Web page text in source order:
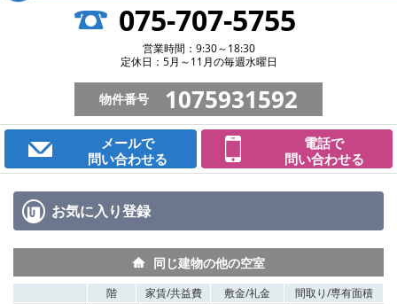
075-707-5755
営業時間：9:30～18:30
定休日：5月～11月の毎週水曜日
物件番号 1075931592
メールで
問い合わせる
電話で
問い合わせる
お気に入り登録
同じ建物の他の空室
階 家賃/共益費 敷金/礼金 間取り/専有面積